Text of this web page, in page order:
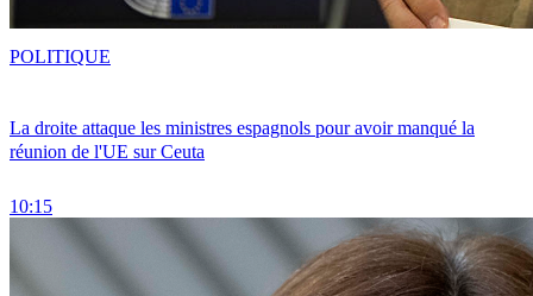
La droite attaque les ministres espagnols pour avoir manqué la
réunion de l'UE sur Ceuta
10:15
POLITIQUE